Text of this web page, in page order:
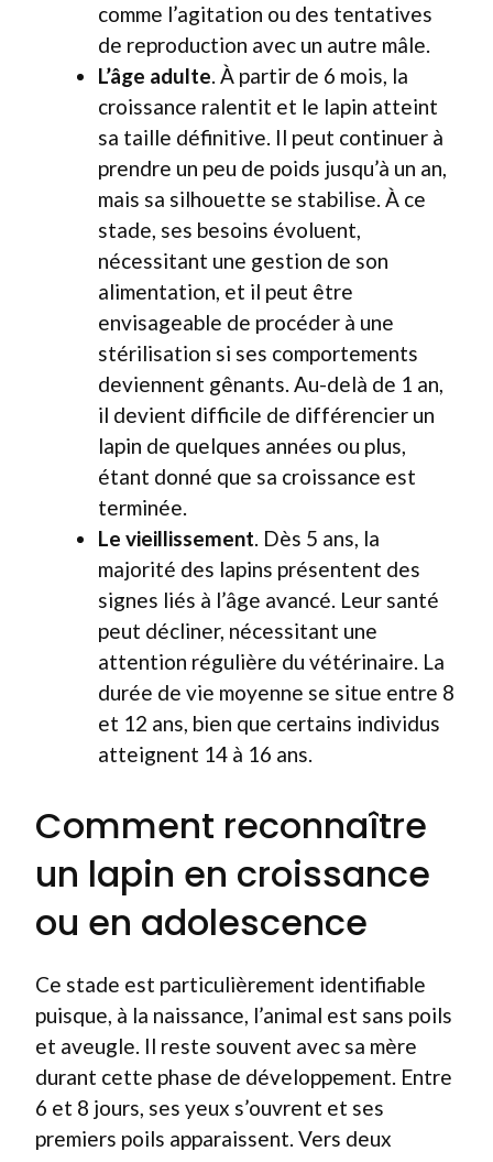
comme l’agitation ou des tentatives
de reproduction avec un autre mâle.
L’âge adulte. À partir de 6 mois, la
croissance ralentit et le lapin atteint
sa taille définitive. Il peut continuer à
prendre un peu de poids jusqu’à un an,
mais sa silhouette se stabilise. À ce
stade, ses besoins évoluent,
nécessitant une gestion de son
alimentation, et il peut être
envisageable de procéder à une
stérilisation si ses comportements
deviennent gênants. Au-delà de 1 an,
il devient difficile de différencier un
lapin de quelques années ou plus,
étant donné que sa croissance est
terminée.
Le vieillissement. Dès 5 ans, la
majorité des lapins présentent des
signes liés à l’âge avancé. Leur santé
peut décliner, nécessitant une
attention régulière du vétérinaire. La
durée de vie moyenne se situe entre 8
et 12 ans, bien que certains individus
atteignent 14 à 16 ans.
Comment reconnaître
un lapin en croissance
ou en adolescence
Ce stade est particulièrement identifiable
puisque, à la naissance, l’animal est sans poils
et aveugle. Il reste souvent avec sa mère
durant cette phase de développement. Entre
6 et 8 jours, ses yeux s’ouvrent et ses
premiers poils apparaissent. Vers deux